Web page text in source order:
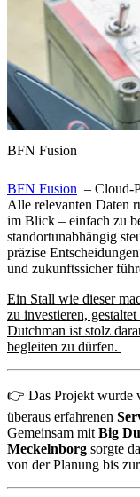
BFN Fusion
BFN Fusion – Cloud-
Alle relevanten Daten
im Blick – einfach zu
standortunabhängig
präzise
und zukunftssicher
Ein Stall wie dieser
zu investieren,
Dutchman ist stolz
begleiten zu dürfen.
👉 Das Projekt wurde
überaus erfahrenen
Gemeinsam mit Big
Meckelnborg sorgte
von der Planung bis